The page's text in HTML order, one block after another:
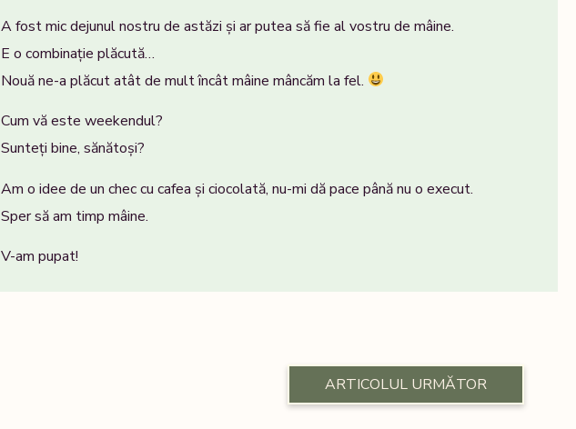
A fost mic dejunul nostru de astăzi și ar putea să fie al vostru de mâine.
E o combinație plăcută…
Nouă ne-a plăcut atât de mult încât mâine mâncăm la fel.
Cum vă este weekendul?
Sunteți bine, sănătoși?
Am o idee de un chec cu cafea și ciocolată, nu-mi dă pace până nu o execut.
Sper să am timp mâine.
V-am pupat!
ARTICOLUL URMĂTOR